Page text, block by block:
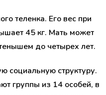
теленка. Его вес при
45 кг. Мать может
до четырех лет.
социальную структуру.
группы из 14 особей, в